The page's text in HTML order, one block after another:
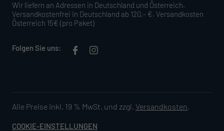
Wir liefern an Adressen in Deutschland und Österreich.
Versandkostenfrei in Deutschland ab 120,- €. Versandkosten
Österreich 15€ (pro Paket)
Folgen Sie uns:
Alle Preise inkl. 19 % MwSt. und zzgl. Versandkosten.
COOKIE-EINSTELLUNGEN